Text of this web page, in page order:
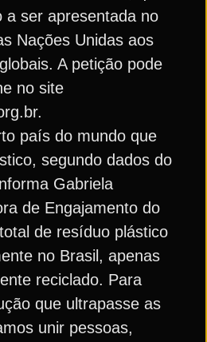
a ser apresentada no
Nações Unidas aos
A petição pode
no site
país do mundo que
segundo dados do
Gabriela
de Engajamento do
de resíduo plástico
no Brasil, apenas
reciclado. Para
que ultrapasse as
unir pessoas,